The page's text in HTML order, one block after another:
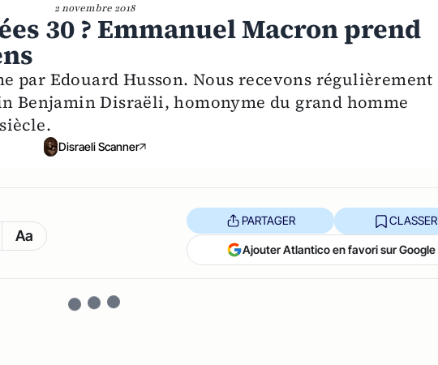
2 novembre 2018
30 ? Emmanuel Macron prend
par Edouard Husson. Nous recevons régulièrement
Benjamin Disraëli, homonyme du grand homme
Disraeli Scanner
Aa
PARTAGER CLASSER
Ajouter Atlantico en favori sur Google